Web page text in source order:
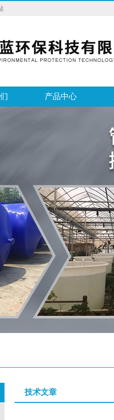
产品中心
技术文章